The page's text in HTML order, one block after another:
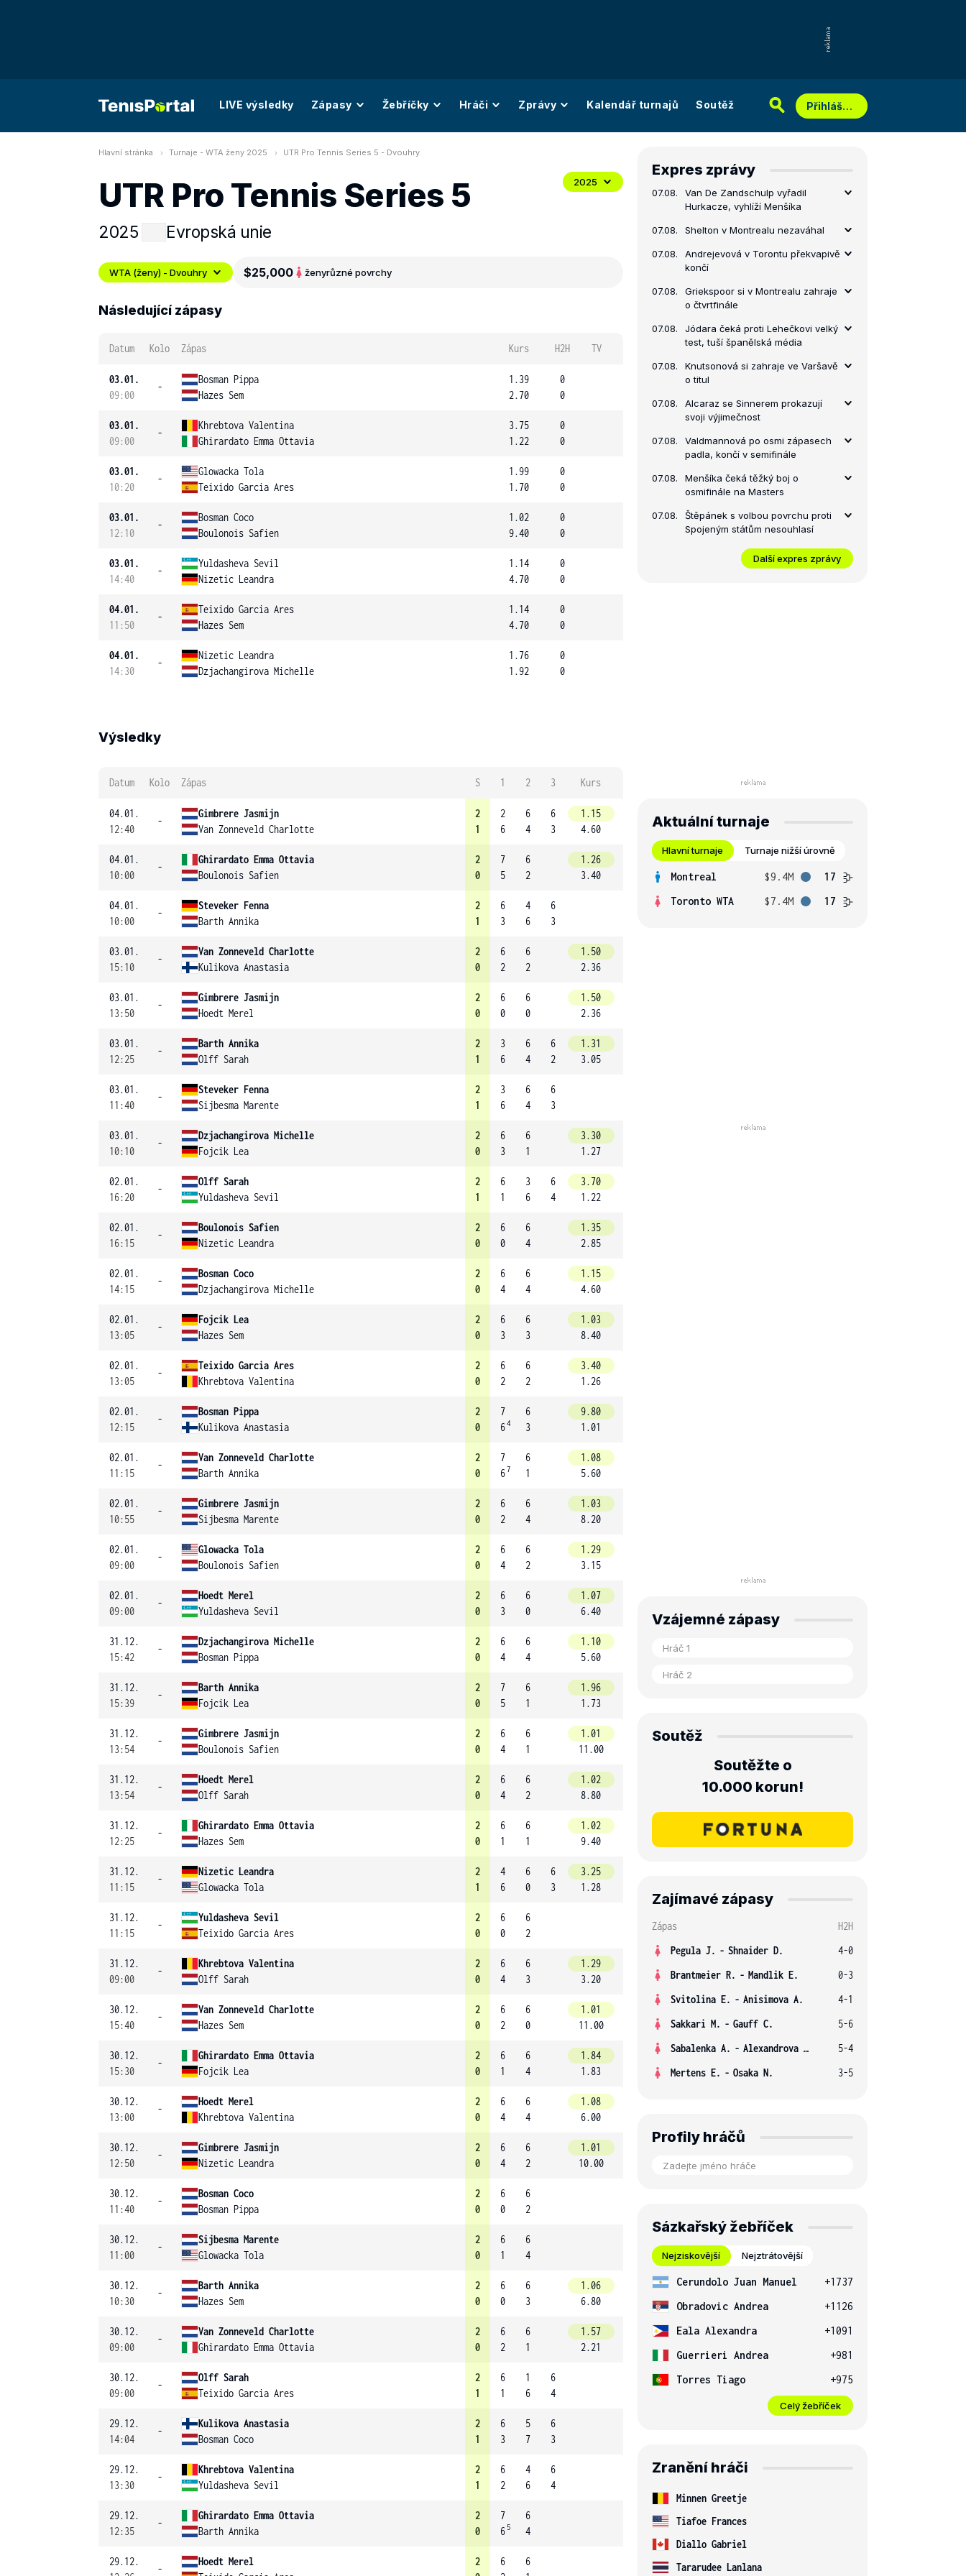
LIVE výsledky Zápasy Žebříčky Hráči Zprávy Kalendář turnajů Soutěž Přihlášení
Hlavní stránka Turnaje - WTA ženy 2025 UTR Pro Tennis Series 5 - Dvouhry
UTR Pro Tennis Series 5
2025 Evropská unie
2025
WTA (ženy) - Dvouhry $25,000 ženyrůzné povrchy
Následující zápasy
Datum Kolo Zápas Kurs H2H TV
03.01.
09:00
-
Bosman Pippa
Hazes Sem
1.39
2.70
0
0
03.01.
09:00
-
Khrebtova Valentina
Ghirardato Emma Ottavia
3.75
1.22
0
0
03.01.
10:20
-
Glowacka Tola
Teixido Garcia Ares
1.99
1.70
0
0
03.01.
12:10
-
Bosman Coco
Boulonois Safien
1.02
9.40
0
0
03.01.
14:40
-
Yuldasheva Sevil
Nizetic Leandra
1.14
4.70
0
0
04.01.
11:50
-
Teixido Garcia Ares
Hazes Sem
1.14
4.70
0
0
04.01.
14:30
-
Nizetic Leandra
Dzjachangirova Michelle
1.76
1.92
0
0
Výsledky
Datum Kolo Zápas S 1 2 3 Kurs
04.01.
12:40
-
Gimbrere Jasmijn
Van Zonneveld Charlotte
2
1
2
6
6
4
6
3
1.15
4.60
04.01.
10:00
-
Ghirardato Emma Ottavia
Boulonois Safien
2
0
7
5
6
2
1.26
3.40
04.01.
10:00
-
Steveker Fenna
Barth Annika
2
1
6
3
4
6
6
3
03.01.
15:10
-
Van Zonneveld Charlotte
Kulikova Anastasia
2
0
6
2
6
2
1.50
2.36
03.01.
13:50
-
Gimbrere Jasmijn
Hoedt Merel
2
0
6
0
6
0
1.50
2.36
03.01.
12:25
-
Barth Annika
Olff Sarah
2
1
3
6
6
4
6
2
1.31
3.05
03.01.
11:40
-
Steveker Fenna
Sijbesma Marente
2
1
3
6
6
4
6
3
03.01.
10:10
-
Dzjachangirova Michelle
Fojcik Lea
2
0
6
3
6
1
3.30
1.27
02.01.
16:20
-
Olff Sarah
Yuldasheva Sevil
2
1
6
1
3
6
6
4
3.70
1.22
02.01.
16:15
-
Boulonois Safien
Nizetic Leandra
2
0
6
0
6
4
1.35
2.85
02.01.
14:15
-
Bosman Coco
Dzjachangirova Michelle
2
0
6
4
6
4
1.15
4.60
02.01.
13:05
-
Fojcik Lea
Hazes Sem
2
0
6
3
6
3
1.03
8.40
02.01.
13:05
-
Teixido Garcia Ares
Khrebtova Valentina
2
0
6
2
6
2
3.40
1.26
02.01.
12:15
-
Bosman Pippa
Kulikova Anastasia
2
0
7
64
6
3
9.80
1.01
02.01.
11:15
-
Van Zonneveld Charlotte
Barth Annika
2
0
7
67
6
1
1.08
5.60
02.01.
10:55
-
Gimbrere Jasmijn
Sijbesma Marente
2
0
6
2
6
4
1.03
8.20
02.01.
09:00
-
Glowacka Tola
Boulonois Safien
2
0
6
4
6
2
1.29
3.15
02.01.
09:00
-
Hoedt Merel
Yuldasheva Sevil
2
0
6
3
6
0
1.07
6.40
31.12.
15:42
-
Dzjachangirova Michelle
Bosman Pippa
2
0
6
4
6
4
1.10
5.60
31.12.
15:39
-
Barth Annika
Fojcik Lea
2
0
7
5
6
1
1.96
1.73
31.12.
13:54
-
Gimbrere Jasmijn
Boulonois Safien
2
0
6
4
6
1
1.01
11.00
31.12.
13:54
-
Hoedt Merel
Olff Sarah
2
0
6
4
6
2
1.02
8.80
31.12.
12:25
-
Ghirardato Emma Ottavia
Hazes Sem
2
0
6
1
6
1
1.02
9.40
31.12.
11:15
-
Nizetic Leandra
Glowacka Tola
2
1
4
6
6
0
6
3
3.25
1.28
31.12.
11:15
-
Yuldasheva Sevil
Teixido Garcia Ares
2
0
6
0
6
2
31.12.
09:00
-
Khrebtova Valentina
Olff Sarah
2
0
6
4
6
3
1.29
3.20
30.12.
15:40
-
Van Zonneveld Charlotte
Hazes Sem
2
0
6
2
6
0
1.01
11.00
30.12.
15:30
-
Ghirardato Emma Ottavia
Fojcik Lea
2
0
6
1
6
4
1.84
1.83
30.12.
13:00
-
Hoedt Merel
Khrebtova Valentina
2
0
6
4
6
4
1.08
6.00
30.12.
12:50
-
Gimbrere Jasmijn
Nizetic Leandra
2
0
6
4
6
2
1.01
10.00
30.12.
11:40
-
Bosman Coco
Bosman Pippa
2
0
6
0
6
2
30.12.
11:00
-
Sijbesma Marente
Glowacka Tola
2
0
6
1
6
4
30.12.
10:30
-
Barth Annika
Hazes Sem
2
0
6
0
6
3
1.06
6.80
30.12.
09:00
-
Van Zonneveld Charlotte
Ghirardato Emma Ottavia
2
0
6
2
6
1
1.57
2.21
30.12.
09:00
-
Olff Sarah
Teixido Garcia Ares
2
1
6
1
1
6
6
4
29.12.
14:04
-
Kulikova Anastasia
Bosman Coco
2
1
6
3
5
7
6
3
29.12.
13:30
-
Khrebtova Valentina
Yuldasheva Sevil
2
1
6
2
4
6
6
4
29.12.
12:35
-
Ghirardato Emma Ottavia
Barth Annika
2
0
7
6 5
6
4
29.12.
-
Hoedt Merel
2
6
6
Expres zprávy
07.08.
Van De Zandschulp vyřadil
Hurkacze, vyhlíží Menšíka
07.08. Shelton v Montrealu nezaváhal
07.08.
Andrejevová v Torontu překvapivě
končí
07.08.
Griekspoor si v Montrealu zahraje
o čtvrtfinále
07.08.
Jódara čeká proti Lehečkovi velký
test, tuší španělská média
07.08.
Knutsonová si zahraje ve Varšavě
o titul
07.08.
Alcaraz se Sinnerem prokazují
svoji výjimečnost
07.08.
Valdmannová po osmi zápasech
padla, končí v semifinále
07.08.
Menšíka čeká těžký boj o
osmifinále na Masters
07.08.
Štěpánek s volbou povrchu proti
Spojeným státům nesouhlasí
Další expres zprávy
Aktuální turnaje
Hlavní turnaje Turnaje nižší úrovně
Montreal $9.4M
17
Toronto WTA
$7.4M 17
Vzájemné zápasy
Soutěž
Soutěžte o
10.000 korun!
Zajímavé zápasy
Zápas
H2H
Pegula J. - Shnaider D.
4-0
Brantmeier R. - Mandlik E.
0-3
Svitolina E. - Anisimova A.
4-1
Sakkari M. - Gauff C.
5-6
Sabalenka A. - Alexandrova E.
5-4
Mertens E. - Osaka N. 3-5
Profily hráčů
Sázkařský žebříček
Nejziskovější Nejztrátovější
Cerundolo Juan Manuel
+1737
Obradovic Andrea
+1126
Eala Alexandra
+1091
Guerrieri Andrea
+981
Torres Tiago
+975
Celý žebříček
Zranění hráči
Minnen Greetje
Tiafoe Frances
Diallo Gabriel
Tararudee Lanlana